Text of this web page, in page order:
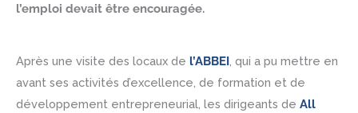
l’emploi devait être encouragée.
Après une visite des locaux de l’ABBEI , qui a pu mettre en
avant ses activités d’excellence, de formation et de
développement entrepreneurial, les dirigeants de All